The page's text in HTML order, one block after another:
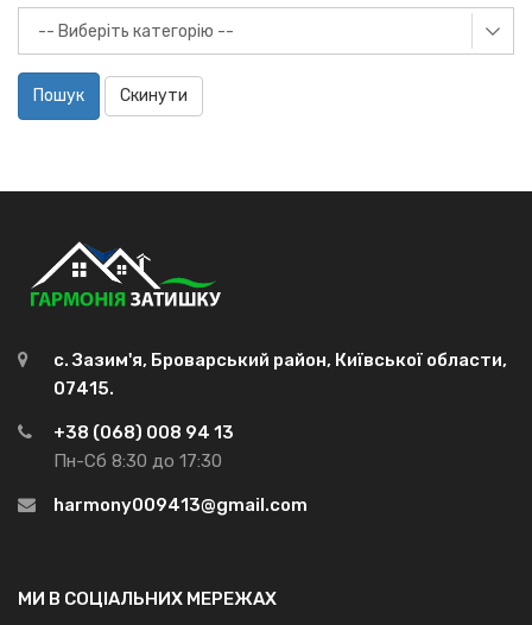
Пошук Скинути
с. Зазим'я, Броварський район, Київської области,
07415.
+38 (068) 008 94 13
Пн-Сб 8:30 до 17:30
harmony009413@gmail.com
МИ В СОЦІАЛЬНИХ МЕРЕЖАХ